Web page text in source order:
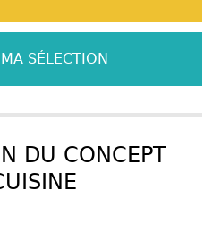
SÉLECTION
DU CONCEPT